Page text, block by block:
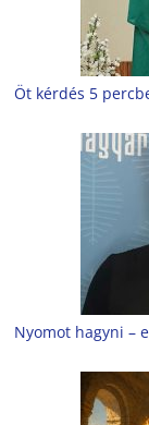
Öt kérdés 5
Nyomot hagyni –